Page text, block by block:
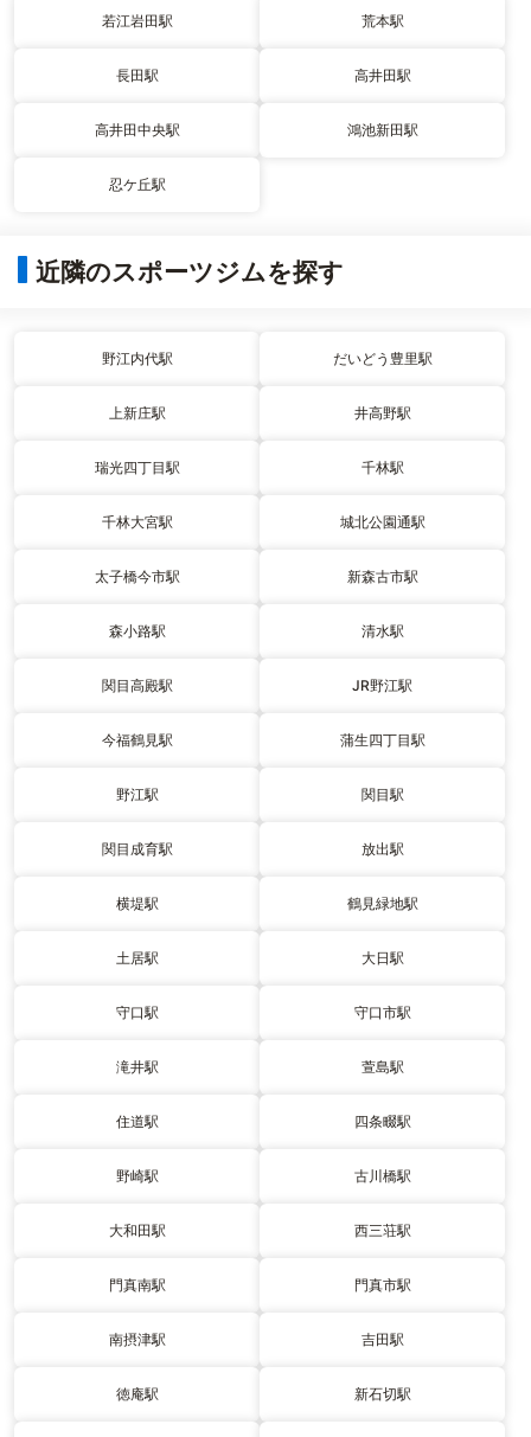
若江岩田駅 荒本駅
長田駅 高井田駅
高井田中央駅 鴻池新田駅
忍ケ丘駅
近隣のスポーツジムを探す
野江内代駅 だいどう豊里駅
上新庄駅 井高野駅
瑞光四丁目駅 千林駅
千林大宮駅 城北公園通駅
太子橋今市駅 新森古市駅
森小路駅 清水駅
関目高殿駅 JR野江駅
今福鶴見駅 蒲生四丁目駅
野江駅 関目駅
関目成育駅 放出駅
横堤駅 鶴見緑地駅
土居駅 大日駅
守口駅 守口市駅
滝井駅 萱島駅
住道駅 四条畷駅
野崎駅 古川橋駅
大和田駅 西三荘駅
門真南駅 門真市駅
南摂津駅 吉田駅
徳庵駅 新石切駅